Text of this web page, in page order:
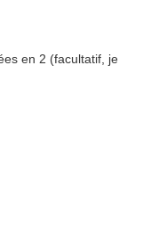
en 2 (facultatif, je